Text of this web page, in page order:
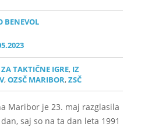
BENEVOL
TAKTIČNE IGRE, IZ
,OZSČ MARIBOR,ZSČ
Maribor je 23. maj razglasila
saj so na ta dan leta 1991